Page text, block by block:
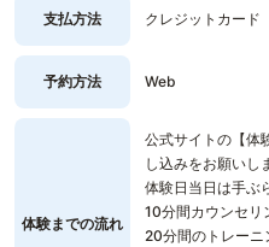
支払方法 クレジットカード
予約方法 Web
体験までの流れ
公式サイトの【体
し込みをお願いし
体験日当日は手ぶ
10分間カウンセリ
20分間のトレーニ